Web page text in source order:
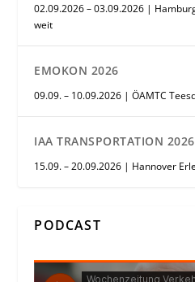
02.09.2026 – 03.09.2026 |
weit
EMOKON 2026
09.09. – 10.09.2026 | ÖAMTC
IAA TRANSPORTATION 2026
15.09. – 20.09.2026 | Hannover
PODCAST